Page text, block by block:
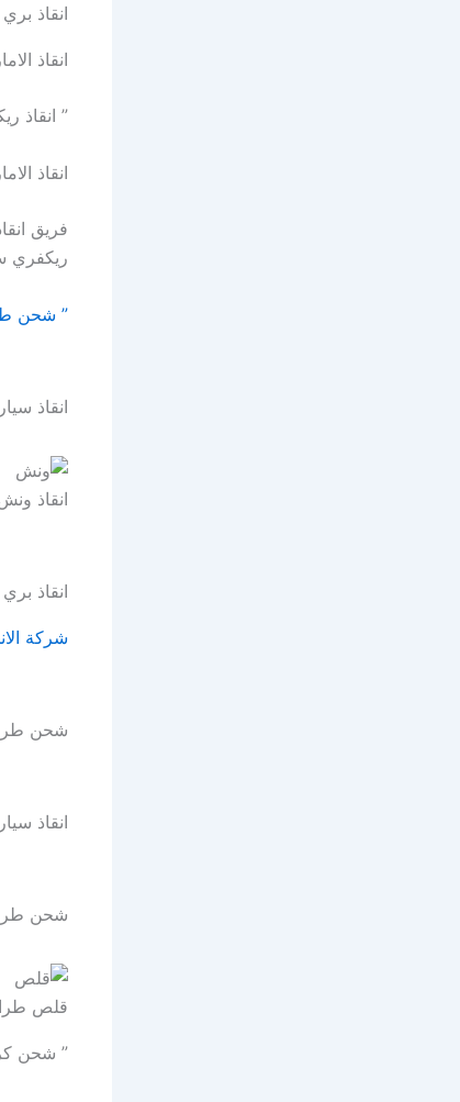
انقاذ بري
انقاذ
” انقاذ
انقاذ
فريق
ريكفري
” شحن
انقاذ
انقاذ
انقاذ
شركة
شحن
انقاذ
شحن
قلص
” شحن كرفانات